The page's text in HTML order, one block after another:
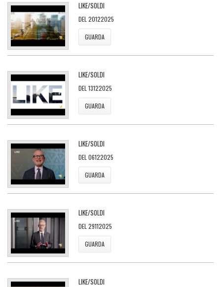
LIKE/SOLDI
DEL 20122025
GUARDA
LIKE/SOLDI
DEL 13122025
GUARDA
LIKE/SOLDI
DEL 06122025
GUARDA
LIKE/SOLDI
DEL 29112025
GUARDA
LIKE/SOLDI